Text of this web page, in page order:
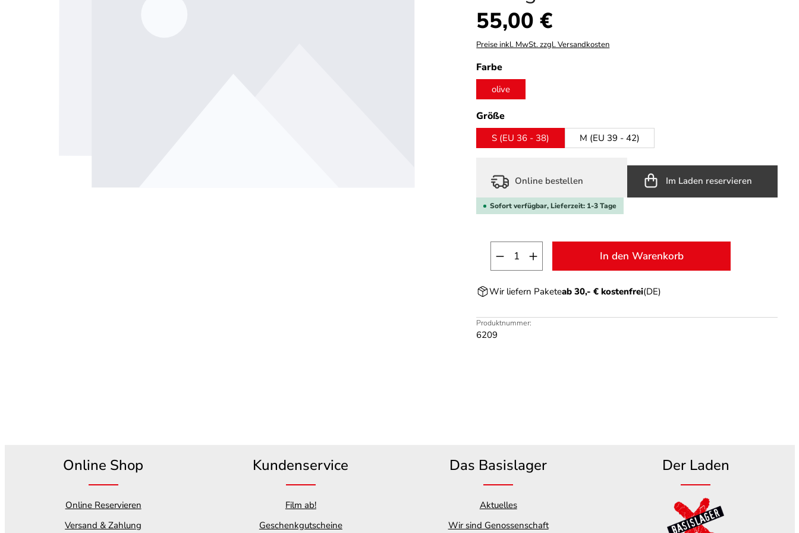
Regulärer Preis:
55,00 €
Preise inkl. MwSt. zzgl. Versandkosten
Farbeauswählen
olive
Größeauswählen
S (EU 36 - 38) M (EU 39 - 42)
Online bestellen Im Laden reservieren
Sofort verfügbar, Lieferzeit: 1-3 Tage
Produkt Anzahl: Gib den gewünschten Wert
In den Warenkorb
Wir liefern Paketeab 30,- € kostenfrei(DE)
Produktnummer:
6209
Online Shop
Online Reservieren
Versand & Zahlung
Kundenservice
Film ab!
Geschenkgutscheine
Das Basislager
Aktuelles
Wir sind Genossenschaft
Der Laden